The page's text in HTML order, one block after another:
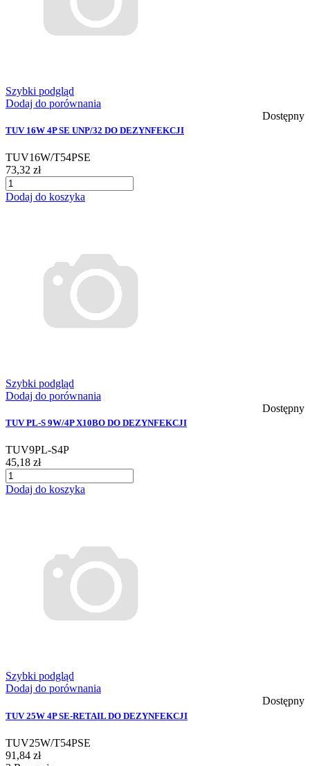
Szybki podgląd
Dodaj do porównania
Dostępny
TUV 16W 4P SE UNP/32 DO DEZYNFEKCJI
TUV16W/T54PSE
73,32 zł
Dodaj do koszyka
Szybki podgląd
Dodaj do porównania
Dostępny
TUV PL-S 9W/4P X10BO DO DEZYNFEKCJI
TUV9PL-S4P
45,18 zł
Dodaj do koszyka
Szybki podgląd
Dodaj do porównania
Dostępny
TUV 25W 4P SE-RETAIL DO DEZYNFEKCJI
TUV25W/T54PSE
91,84 zł